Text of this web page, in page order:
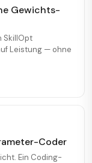
Gewichts-
SkillOpt
Leistung — ohne
Coder
Ein Coding-